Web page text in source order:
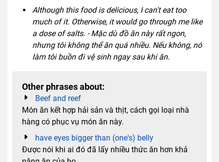
Although this food is delicious, I can't eat too
much of it. Otherwise, it would go through me like
a dose of salts. - Mặc dù đồ ăn này rất ngon,
nhưng tôi không thể ăn quá nhiều. Nếu không, nó
làm tôi buồn đi vệ sinh ngay sau khi ăn.
Other phrases about:
Beef and reef
Món ăn kết hợp hải sản và thịt, cách gọi loại nhà
hàng có phục vụ món ăn này.
have eyes bigger than (one's) belly
Được nói khi ai đó đã lấy nhiều thức ăn hơn khả